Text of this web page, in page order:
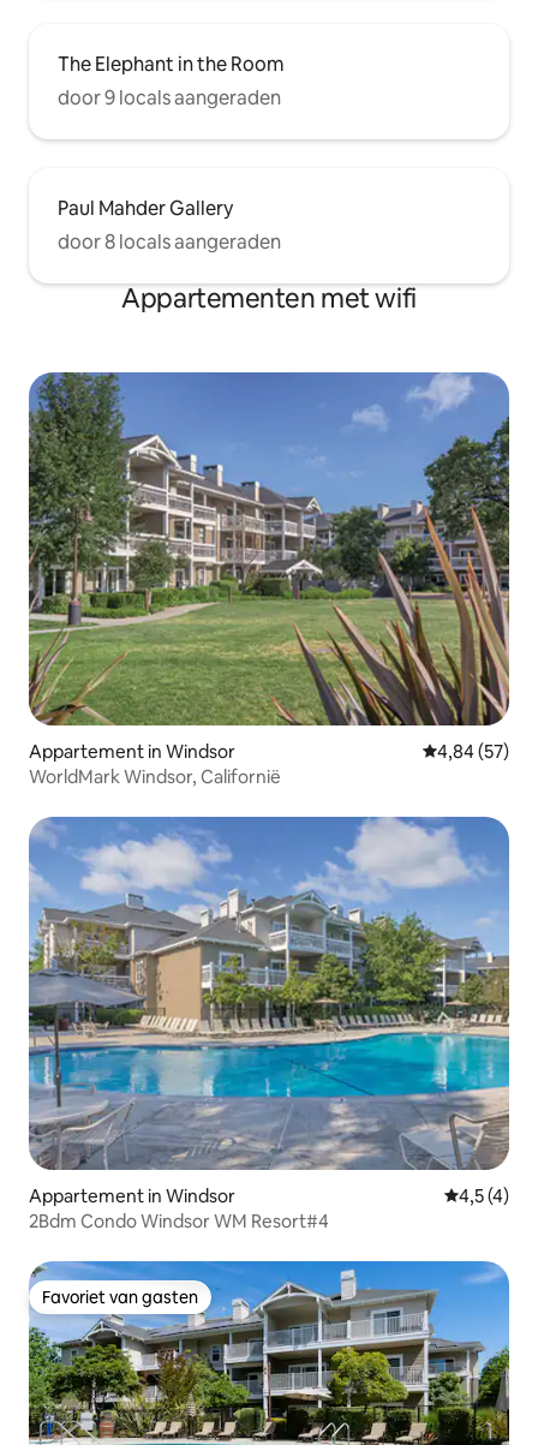
The Elephant in the Room
door 9 locals aangeraden
Paul Mahder Gallery
door 8 locals aangeraden
Appartementen met wifi
Appartement in Windsor Gemiddelde
4,84 (57)
WorldMark Windsor, Californië
Appartement in Windsor
4,5 (4)
2Bdm Condo Windsor WM Resort#4
Favoriet van gasten
Favoriet van gasten